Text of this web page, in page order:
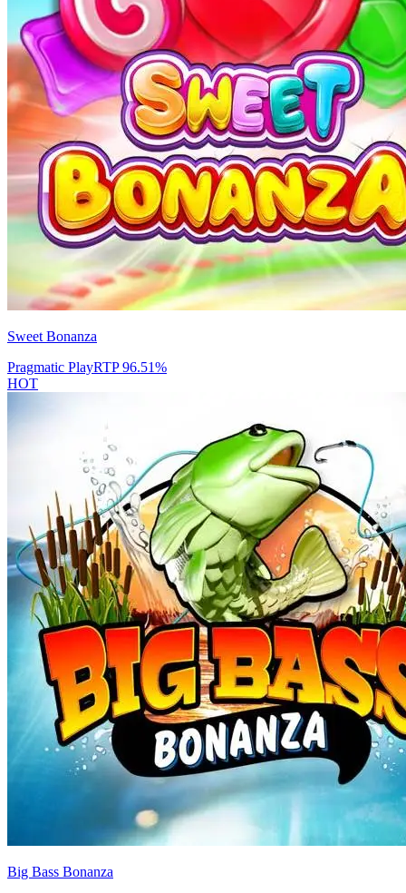
Sweet Bonanza
Pragmatic PlayRTP96.51%
HOT
Big Bass Bonanza